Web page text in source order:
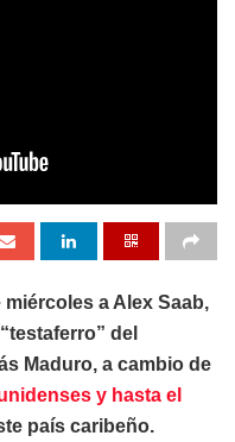
a Alex Saab,
del
Maduro, a cambio de
y hasta el
país caribeño.